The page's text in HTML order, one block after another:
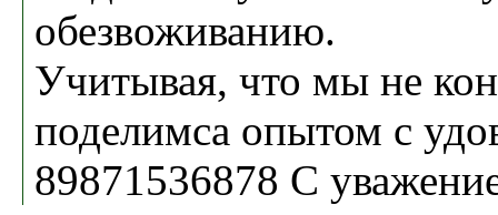
обезвоживанию.
Учитывая, что мы не
поделимса опытом с
89871536878 С